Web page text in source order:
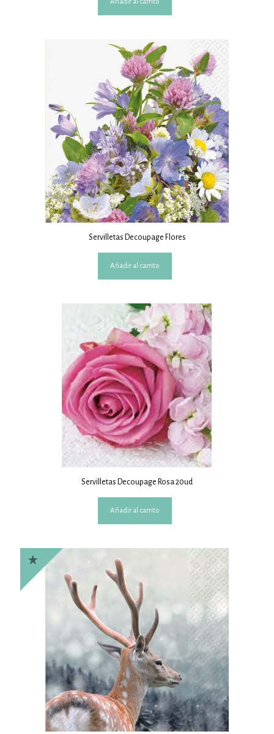
Añadir al carrito
Servilletas Decoupage Flores
Añadir al carrito
Servilletas Decoupage Rosa 20ud
Añadir al carrito